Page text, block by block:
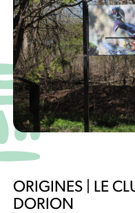
ORIGINES | LE
DORION